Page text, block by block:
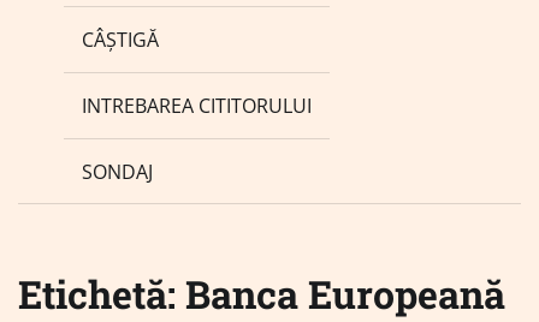
CÂȘTIGĂ
INTREBAREA CITITORULUI
SONDAJ
Etichetă: Banca Europeană